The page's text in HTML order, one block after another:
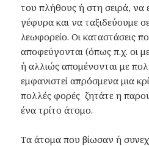
του πλήθους ή στη σειρά, να
γέφυρα και να ταξιδεύουμε
λεωφορείο. Οι καταστάσεις
αποφεύγονται (όπως π.χ. οι
ή αλλιώς απομένονται με
εμφανιστεί απρόσμενα μια
πολλές φορές ζητάτε η
ένα τρίτο άτομο.
Τα άτομα που βίωσαν ή